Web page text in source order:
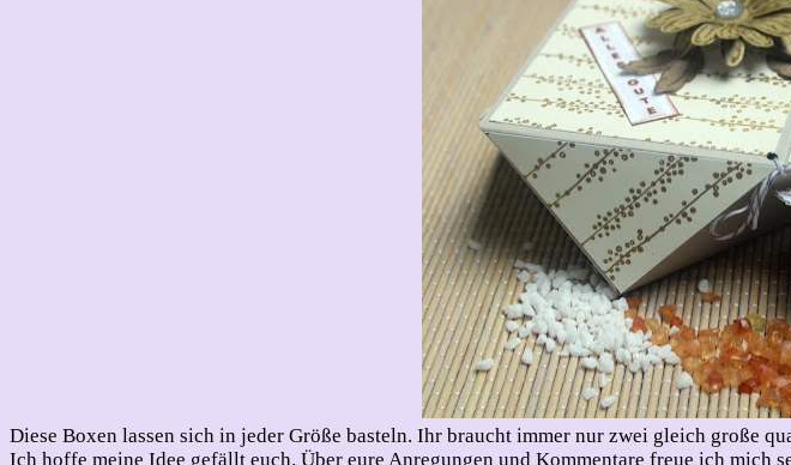
Diese Boxen lassen sich in jeder Größe basteln. Ihr braucht immer nur zwei gleich große
Ich hoffe meine Idee gefällt euch. Über eure Anregungen und Kommentare freue ich mich